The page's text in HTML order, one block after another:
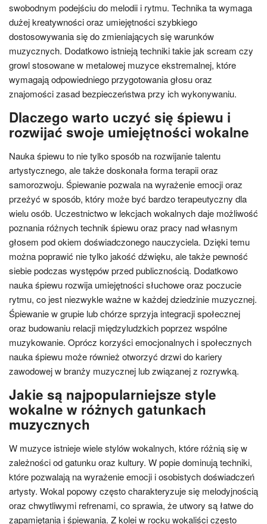
swobodnym podejściu do melodii i rytmu. Technika ta wymaga
dużej kreatywności oraz umiejętności szybkiego
dostosowywania się do zmieniających się warunków
muzycznych. Dodatkowo istnieją techniki takie jak scream czy
growl stosowane w metalowej muzyce ekstremalnej, które
wymagają odpowiedniego przygotowania głosu oraz
znajomości zasad bezpieczeństwa przy ich wykonywaniu.
Dlaczego warto uczyć się śpiewu i
rozwijać swoje umiejętności wokalne
Nauka śpiewu to nie tylko sposób na rozwijanie talentu
artystycznego, ale także doskonała forma terapii oraz
samorozwoju. Śpiewanie pozwala na wyrażenie emocji oraz
przeżyć w sposób, który może być bardzo terapeutyczny dla
wielu osób. Uczestnictwo w lekcjach wokalnych daje możliwość
poznania różnych technik śpiewu oraz pracy nad własnym
głosem pod okiem doświadczonego nauczyciela. Dzięki temu
można poprawić nie tylko jakość dźwięku, ale także pewność
siebie podczas występów przed publicznością. Dodatkowo
nauka śpiewu rozwija umiejętności słuchowe oraz poczucie
rytmu, co jest niezwykle ważne w każdej dziedzinie muzycznej.
Śpiewanie w grupie lub chórze sprzyja integracji społecznej
oraz budowaniu relacji międzyludzkich poprzez wspólne
muzykowanie. Oprócz korzyści emocjonalnych i społecznych
nauka śpiewu może również otworzyć drzwi do kariery
zawodowej w branży muzycznej lub związanej z rozrywką.
Jakie są najpopularniejsze style
wokalne w różnych gatunkach
muzycznych
W muzyce istnieje wiele stylów wokalnych, które różnią się w
zależności od gatunku oraz kultury. W popie dominują techniki,
które pozwalają na wyrażenie emocji i osobistych doświadczeń
artysty. Wokal popowy często charakteryzuje się melodyjnością
oraz chwytliwymi refrenami, co sprawia, że utwory są łatwe do
zapamiętania i śpiewania. Z kolei w rocku wokaliści często